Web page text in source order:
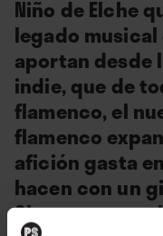
Niño de Elche
legado
aportan desde
indie, que de
flamenco, el
flamenco
afición gasta
hacen con un
Claro, no se